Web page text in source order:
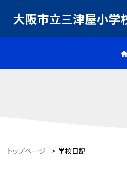
大阪市立三津屋小学
トップページ > 学校日記